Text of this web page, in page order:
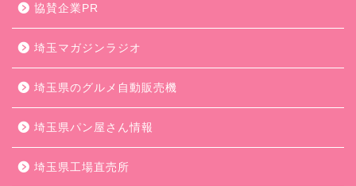
協賛企業PR
埼玉マガジンラジオ
埼玉県のグルメ自動販売機
埼玉県パン屋さん情報
埼玉県工場直売所